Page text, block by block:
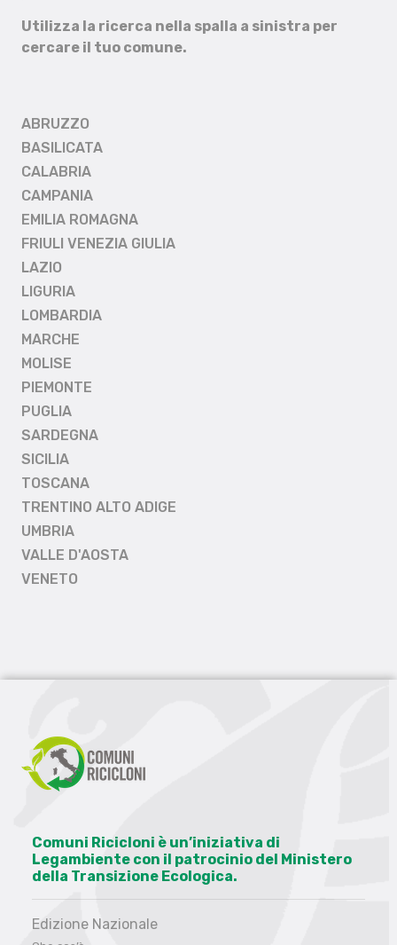
Utilizza la ricerca nella spalla a sinistra per
cercare il tuo comune.
ABRUZZO
BASILICATA
CALABRIA
CAMPANIA
EMILIA ROMAGNA
FRIULI VENEZIA GIULIA
LAZIO
LIGURIA
LOMBARDIA
MARCHE
MOLISE
PIEMONTE
PUGLIA
SARDEGNA
SICILIA
TOSCANA
TRENTINO ALTO ADIGE
UMBRIA
VALLE D'AOSTA
VENETO
Comuni Ricicloni è un’iniziativa di
Legambiente con il patrocinio del Ministero
della Transizione Ecologica.
Edizione Nazionale